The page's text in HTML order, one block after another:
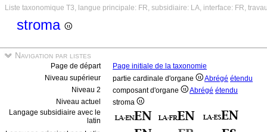
Liste taxonomique T3, langue principale: FR, subsidiaire: LA, interface: FR,
stroma
Navigation par listes
Page de départ
Page initiale de la taxonomie
Niveau supérieur
partie cardinale d'organe Abrégé étendu
Niveau 2
composant d'organe Abrégé étendu
Niveau actuel
stroma
Langage subsidiaire avec le
latin